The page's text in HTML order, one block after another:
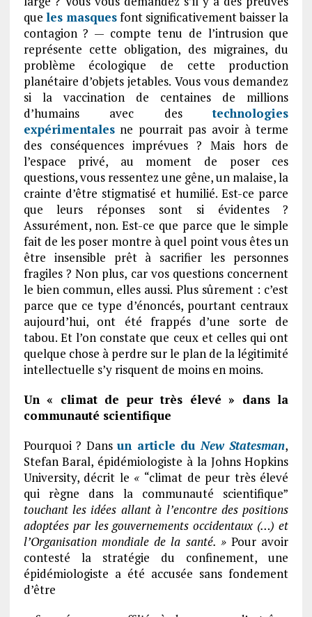
que les masquesfont significativement baisser la
contagion ? — compte tenu de l’intrusion que
représente cette obligation, des migraines, du
problème écologique de cette production
planétaire d’objets jetables. Vous vous demandez
si la vaccination de centaines de millions
d’humains avec destechnologies
expérimentalesne pourrait pas avoir à terme
des conséquences imprévues ? Mais hors de
l’espace privé, au moment de poser ces
questions, vous ressentez une gêne, un malaise, la
crainte d’être stigmatisé et humilié. Est-ce parce
que leurs réponses sont si évidentes ?
Assurément, non. Est-ce que parce que le simple
fait de les poser montre à quel point vous êtes un
être insensible prêt à sacrifier les personnes
fragiles ? Non plus, car vos questions concernent
le bien commun, elles aussi. Plus sûrement : c’est
parce que ce type d’énoncés, pourtant centraux
aujourd’hui, ont été frappés d’une sorte de
tabou. Et l’on constate que ceux et celles qui ont
quelque chose à perdre sur le plan de la légitimité
intellectuelle s’y risquent de moins en moins.
Un « climat de peur très élevé » dans la
communauté scientifique
Pourquoi ? Dansun article duNew Statesman,
Stefan Baral, épidémiologiste à la Johns Hopkins
University, décrit le « “climat de peur très élevé
qui règne dans la communauté scientifique”
touchant les idées allant à l’encontre des positions
adoptées par les gouvernements occidentaux (…) et
l’Organisation mondiale de la santé. »Pour avoir
contesté la stratégie du confinement, une
épidémiologiste a été accusée sans fondement
d’être